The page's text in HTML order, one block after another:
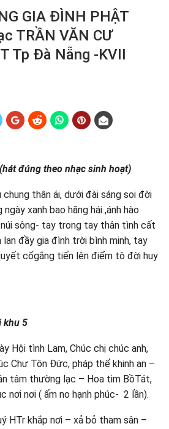
GIA ĐÌNH PHẬT
TRẦN VĂN CƯ
Tp Đà Nẵng -KVII
nhạc sinh hoạt)
chung thân ái, dưới đài sáng soi đời
xanh bao hăng hái ,ánh hào
núi sông- tay trong tay thân tình cất
đầy gia đình trời bình minh, tay
cốgắng tiến lên điểm tô đời huy
khu 5
Hội tình Lam, Chúc chị chúc anh,
Chư Tôn Đức, pháp thể khinh an –
tâm thường lạc – Hoa tim BồTát,
nơi nơi ( ấm no hạnh phúc- 2 lần).
HTr khắp nơi – xả bỏ tham sân –